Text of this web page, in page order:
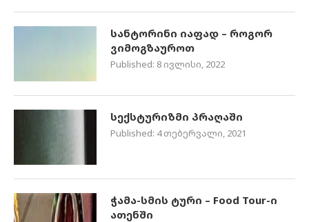
სანტორინი იაფად – როგორ
ვიმოგზაუროთ
Published: 8 ივლისი, 2022
სექსტურიზმი პრაღაში
Published: 4 თებერვალი, 2021
ჭამა-სმის ტური – Food Tour-ი
ათენში